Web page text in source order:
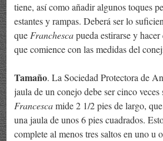
tiene, así como añadir algunos toques
estantes y rampas. Deberá ser lo
queFranchescapueda estirarse y
que comience con las medidas del
Tamaño. La Sociedad Protectora de
jaula de un conejo debe ser cinco
Francescamide 2 1/2 pies de largo,
una jaula de unos 6 pies cuadrados.
complete al menos tres saltos en uno u